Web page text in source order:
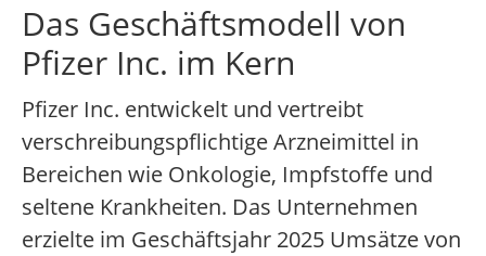
Das Geschäftsmodell von
Pfizer Inc. im Kern
Pfizer Inc. entwickelt und vertreibt
verschreibungspflichtige Arzneimittel in
Bereichen wie Onkologie, Impfstoffe und
seltene Krankheiten. Das Unternehmen
erzielte im Geschäftsjahr 2025 Umsätze von